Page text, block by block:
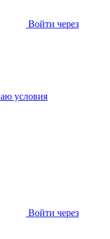
Войти через
условия
Войти через